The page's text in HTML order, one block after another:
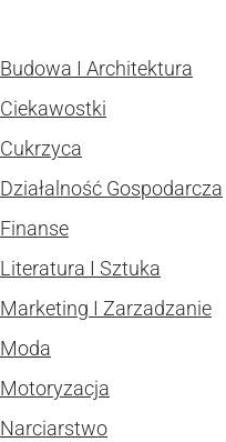
Budowa I Architektura
Ciekawostki
Cukrzyca
Działalność Gospodarcza
Finanse
Literatura I Sztuka
Marketing I Zarzadzanie
Moda
Motoryzacja
Narciarstwo